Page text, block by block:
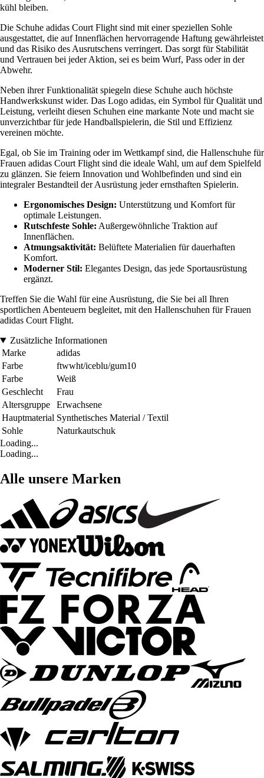
kühl bleiben.
Die Schuhe adidas Court Flight sind mit einer speziellen Sohle
ausgestattet, die auf Innenflächen hervorragende Haftung gewährleistet
und das Risiko des Ausrutschens verringert. Das sorgt für Stabilität
und Vertrauen bei jeder Aktion, sei es beim Wurf, Pass oder in der
Abwehr.
Neben ihrer Funktionalität spiegeln diese Schuhe auch höchste
Handwerkskunst wider. Das Logo adidas, ein Symbol für Qualität und
Leistung, verleiht diesen Schuhen eine markante Note und macht sie
unverzichtbar für jede Handballspielerin, die Stil und Effizienz
vereinen möchte.
Egal, ob Sie im Training oder im Wettkampf sind, die Hallenschuhe für
Frauen adidas Court Flight sind die ideale Wahl, um auf dem Spielfeld
zu glänzen. Sie feiern Innovation und Wohlbefinden und sind ein
integraler Bestandteil der Ausrüstung jeder ernsthaften Spielerin.
Ergonomisches Design: Unterstützung und Komfort für
optimale Leistungen.
Rutschfeste Sohle: Außergewöhnliche Traktion auf
Innenflächen.
Atmungsaktivität: Belüftete Materialien für dauerhaften
Komfort.
Moderner Stil: Elegantes Design, das jede Sportausrüstung
ergänzt.
Treffen Sie die Wahl für eine Ausrüstung, die Sie bei all Ihren
sportlichen Abenteuern begleitet, mit den Hallenschuhen für Frauen
adidas Court Flight.
Zusätzliche Informationen
Marke
adidas
Farbe
ftwwht/iceblu/gum10
Farbe
Weiß
Geschlecht
Frau
Altersgruppe
Erwachsene
Hauptmaterial Synthetisches Material / Textil
Sohle
Naturkautschuk
Loading...
Loading...
Alle unsere Marken